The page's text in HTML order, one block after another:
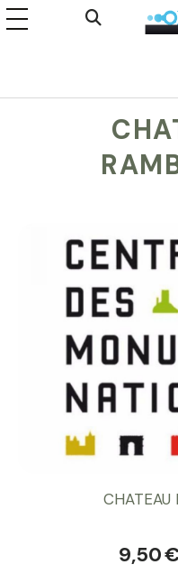
Ouvrir la
CHATEAU DE
CHATEAU
9,50
Panneau de gestion des cookies